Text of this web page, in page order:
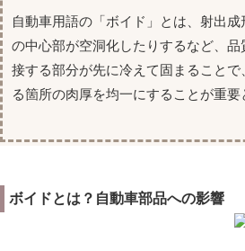
自動車用語の「ボイド」とは、射出
の中心部が空洞化したりするなど、
接する部分が先に冷えて固まること
る箇所の肉厚を均一にすることが重要
ボイドとは？自動車部品への影響